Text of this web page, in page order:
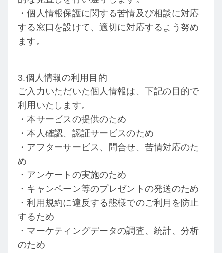
・個人情報保護に関する苦情及び相談に対応
する窓口を設けて、適切に対応するよう努め
ます。
3.個人情報の利用目的
ご入力いただいた個人情報は、下記の目的で
利用いたします。
・本サービスの提供のため
・本人確認、認証サービスのため
・アフターサービス、問合せ、苦情対応のた
め
・アンケートの実施のため
・キャンペーン等のプレゼントの発送のため
・利用規約に違反する態様でのご利用を防止
するため
・マーケティングデータの調査、統計、分析
のため